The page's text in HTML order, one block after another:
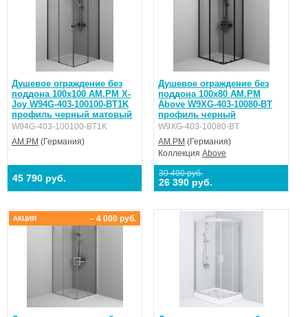
Душевое ограждение без
поддона 100x100 AM.PM X-
Joy W94G-403-100100-BT1K
профиль черный матовый
W94G-403-100100-BT1K
AM.PM (Германия)
45 790 руб.
Душевое ограждение без
поддона 100x80 AM.PM
Above W9XG-403-10080-BT
профиль черный
W9XG-403-10080-BT
AM.PM (Германия)
КоллекцияAbove
30 490 руб.
26 390 руб.
– 4 000 руб.
АКЦИЯ